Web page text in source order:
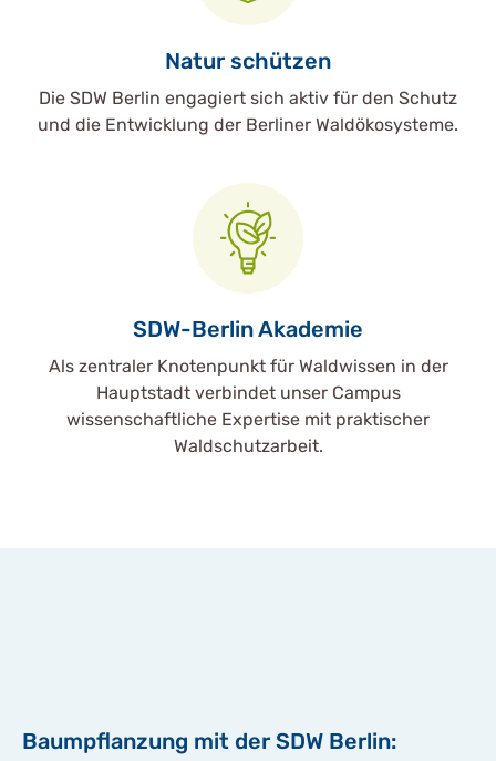
Natur schützen
Die SDW Berlin engagiert sich aktiv für den Schutz
und die Entwicklung der Berliner Waldökosysteme.
SDW-Berlin Akademie
Als zentraler Knotenpunkt für Waldwissen in der
Hauptstadt verbindet unser Campus
wissenschaftliche Expertise mit praktischer
Waldschutzarbeit.
Sie die
Datenschutzbestimmungen
Baumpflanzung mit der SDW Berlin: